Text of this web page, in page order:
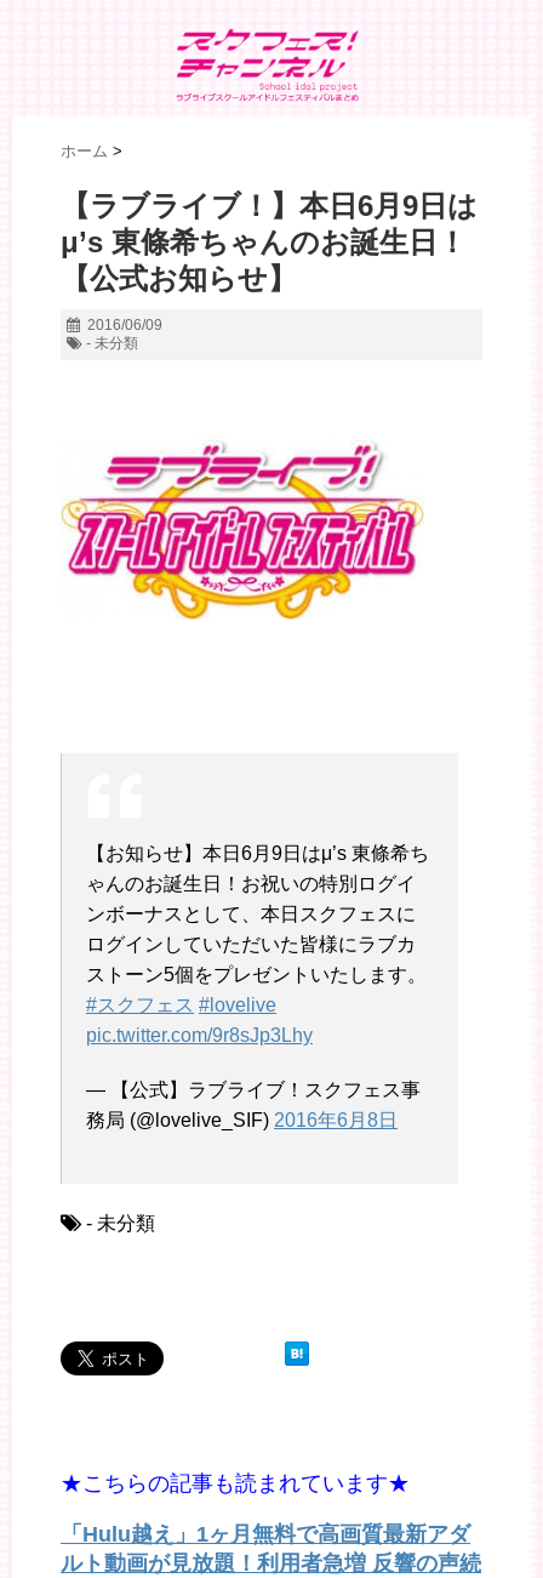
ホーム >
【ラブライブ！】本日6月9日は
μ’s 東條希ちゃんのお誕生日！
【公式お知らせ】
2016/06/09
- 未分類
【お知らせ】本日6月9日はμ’s 東條希ち
ゃんのお誕生日！お祝いの特別ログイ
ンボーナスとして、本日スクフェスに
ログインしていただいた皆様にラブカ
ストーン5個をプレゼントいたします。
#スクフェス #lovelive
pic.twitter.com/9r8sJp3Lhy
— 【公式】ラブライブ！スクフェス事
務局 (@lovelive_SIF) 2016年6月8日
- 未分類
★こちらの記事も読まれています★
「Hulu越え」1ヶ月無料で高画質最新アダ
ルト動画が見放題！利用者急増 反響の声続